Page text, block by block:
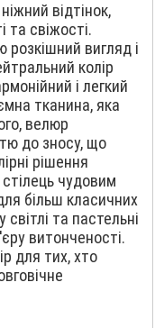
відтінок,
та свіжості.
вигляд і
колір
і легкий
тканина, яка
велюр
до зносу, що
рішення
чудовим
більш класичних
та пастельні
витонченості.
для тих, хто